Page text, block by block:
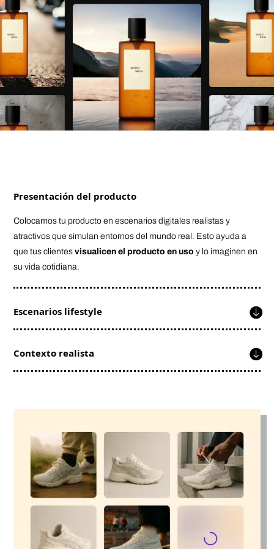
Presentación del producto
Colocamos tu producto en escenarios digitales realistas y
atractivos que simulan entornos del mundo real. Esto ayuda a
que tus clientesvisualicen el producto en uso y lo imaginen en
su vida cotidiana.
Escenarios lifestyle
Contexto realista